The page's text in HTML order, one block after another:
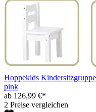
Hoppekids
pink
ab 126,99 €*
2 Preise vergleichen